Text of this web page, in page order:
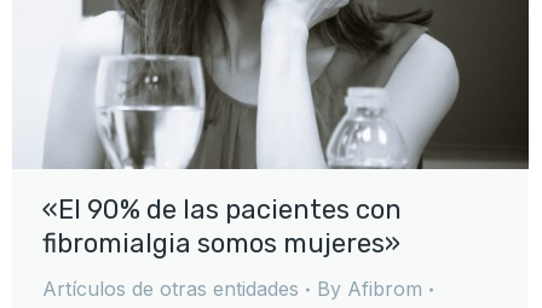
«El 90% de las pacientes con
fibromialgia somos mujeres»
Artículos de otras entidades By Afibrom